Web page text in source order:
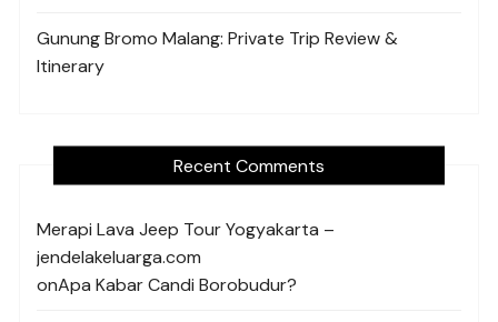
Gunung Bromo Malang: Private Trip Review &
Itinerary
Recent Comments
Merapi Lava Jeep Tour Yogyakarta –
jendelakeluarga.com
onApa Kabar Candi Borobudur?